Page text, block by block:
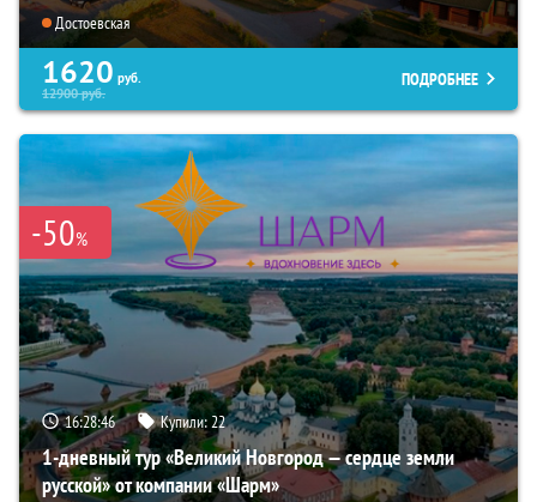
Достоевская
1620 руб.
12900руб.
ПОДРОБНЕЕ
-50%
16:28:45 Купили:22
1-дневный тур «Великий Новгород — сердце земли
русской» от компании «Шарм»